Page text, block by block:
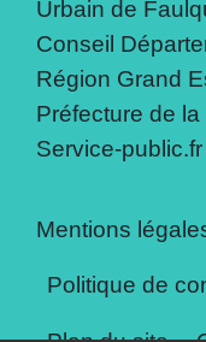
Urbain de
Conseil
Région Grand
Préfecture de
Service-public.fr
Mentions
Politique de